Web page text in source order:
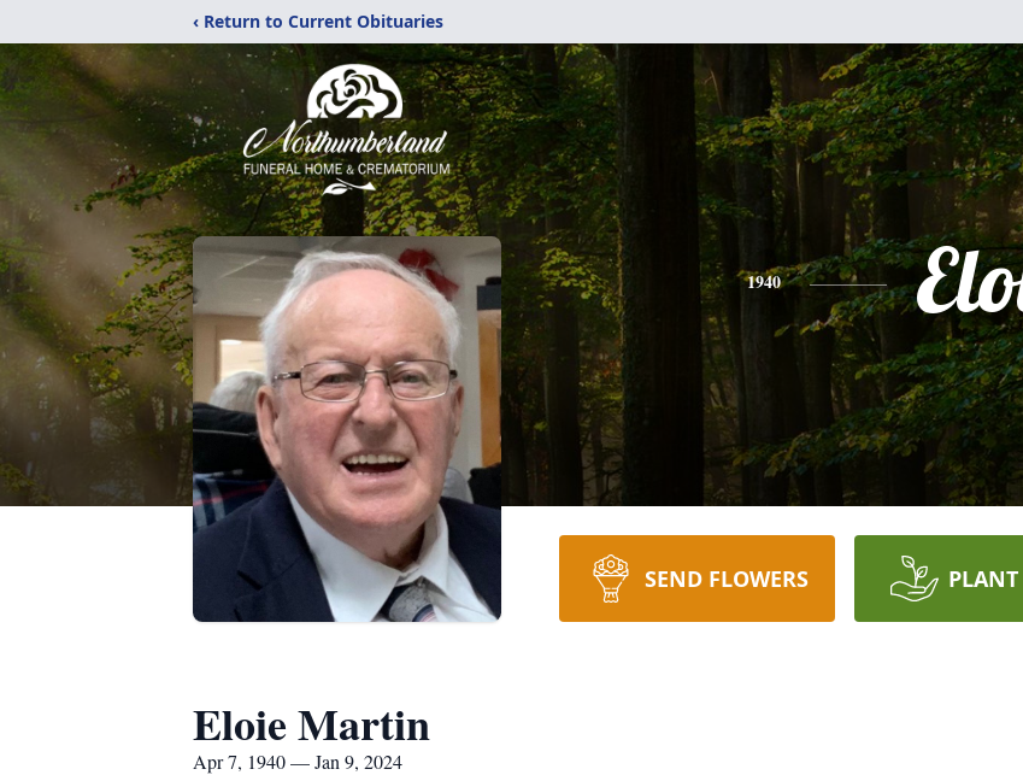
‹ Return to Current Obituaries
1940
SEND FLOWERS PLANT
Eloie Martin
Apr 7, 1940 — Jan 9, 2024